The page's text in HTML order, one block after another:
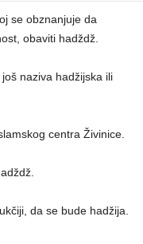
se obznanjuje da
obaviti hadždž.
naziva hadžijska ili
centra Živinice.
da se bude hadžija.